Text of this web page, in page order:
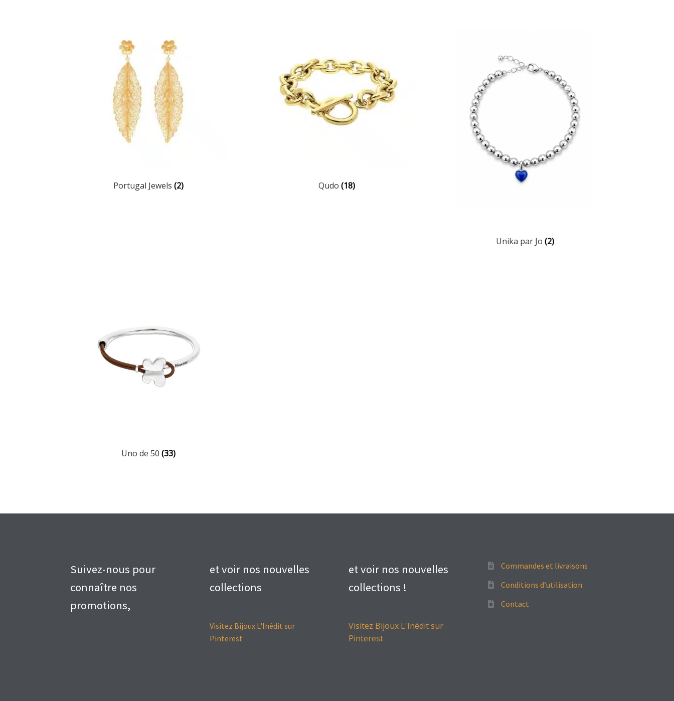
Portugal Jewels(2) Qudo(18)
Unika par Jo(2)
Uno de 50(33)
Suivez-nous pour
connaître nos
promotions,
et voir nos nouvelles
collections
Visitez Bijoux L'Inédit sur
Pinterest
et voir nos nouvelles
collections !
Visitez Bijoux L'Inédit sur
Pinterest
Commandes et livraisons
Conditions d’utilisation
Contact